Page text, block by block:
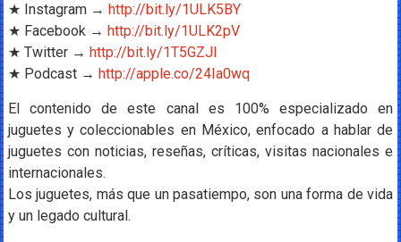
★ Instagram → http://bit.ly/1ULK5BY
★ Facebook → http://bit.ly/1ULK2pV
★ Twitter → http://bit.ly/1T5GZJl
★ Podcast → http://apple.co/24Ia0wq
El contenido de este canal es 100% especializado en
juguetes y coleccionables en México, enfocado a hablar de
juguetes con noticias, reseñas, críticas, visitas nacionales e
internacionales.
Los juguetes, más que un pasatiempo, son una forma de vida
y un legado cultural.